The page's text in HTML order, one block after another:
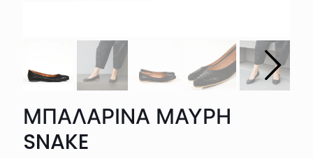
ΜΠΑΛΑΡΙΝΑ ΜΑΥΡΗ
SNAKE